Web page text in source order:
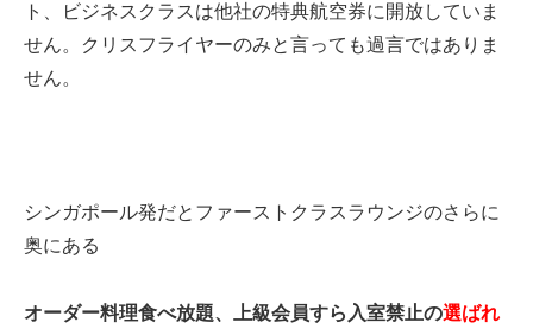
ト、ビジネスクラスは他社の特典航空券に開放していま
せん。クリスフライヤーのみと言っても過言ではありま
せん。
シンガポール発だとファーストクラスラウンジのさらに
奥にある
オーダー料理食べ放題、上級会員すら入室禁止の選ばれ